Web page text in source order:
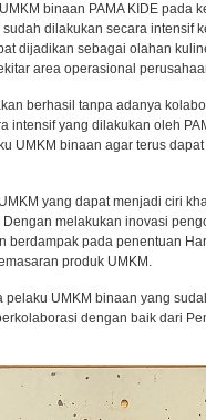
binaan PAMA KIDE pada
dilakukan secara intensif
dijadikan sebagai olahan
area operasional
berhasil tanpa adanya
intensif yang dilakukan oleh
UMKM binaan agar terus
yang dapat menjadi ciri
melakukan inovasi
berdampak pada penentuan
produk UMKM.
UMKM binaan yang
dengan baik dari